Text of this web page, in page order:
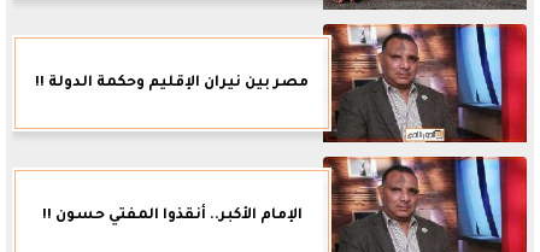
مصر بين نيران الإقليم وحكمة الدولة !!
الإمام الأكبر.. أنقذوا المفتي حسون !!